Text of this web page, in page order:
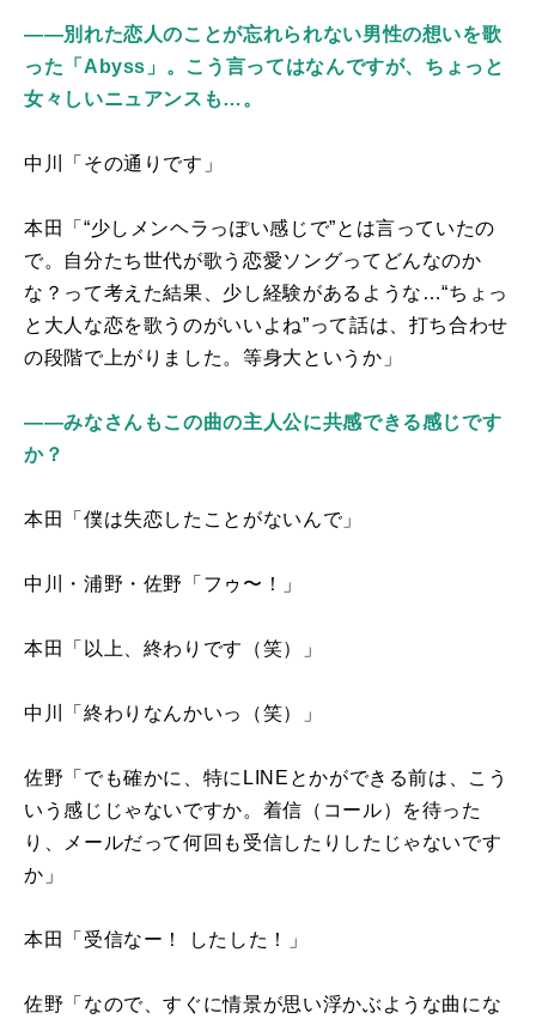
――別れた恋人のことが忘れられない男性の想いを歌
った「Abyss」。こう言ってはなんですが、ちょっと
女々しいニュアンスも…。
中川「その通りです」
本田「“少しメンヘラっぽい感じで”とは言っていたの
で。自分たち世代が歌う恋愛ソングってどんなのか
な？って考えた結果、少し経験があるような…“ちょっ
と大人な恋を歌うのがいいよね”って話は、打ち合わせ
の段階で上がりました。等身大というか」
――みなさんもこの曲の主人公に共感できる感じです
か？
本田「僕は失恋したことがないんで」
中川・浦野・佐野「フゥ〜！」
本田「以上、終わりです（笑）」
中川「終わりなんかいっ（笑）」
佐野「でも確かに、特に LINE とかができる前は、こう
いう感じじゃないですか。着信（コール）を待った
り、メールだって何回も受信したりしたじゃないです
か」
本田「受信なー！ したした！」
佐野「なので、すぐに情景が思い浮かぶような曲にな